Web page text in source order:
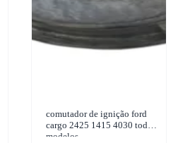
comutador de ignição ford
cargo 2425 1415 4030 todos
modelos